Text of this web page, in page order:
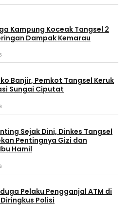
Kampung Koceak Tangsel 2
Dampak Kemarau
Banjir, Pemkot Tangsel Keruk
Sungai Ciputat
Sejak Dini, Dinkes Tangsel
Pentingnya Gizi dan
Hamil
Pelaku Pengganjal ATM di
Polisi